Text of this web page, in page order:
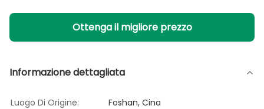
Ottenga il migliore prezzo
Informazione dettagliata
Luogo Di Origine: Foshan, Cina